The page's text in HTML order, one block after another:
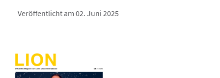
Veröffentlicht am 02. Juni 2025